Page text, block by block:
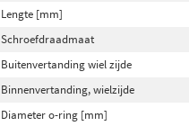
Lengte [mm]
Schroefdraadmaat
Buitenvertanding wiel zijde
Binnenvertanding, wielzijde
Diameter o-ring [mm]